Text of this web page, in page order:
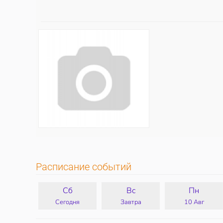
Расписание событий
Сб
Сегодня
Вс
Завтра
Пн
10 Авг